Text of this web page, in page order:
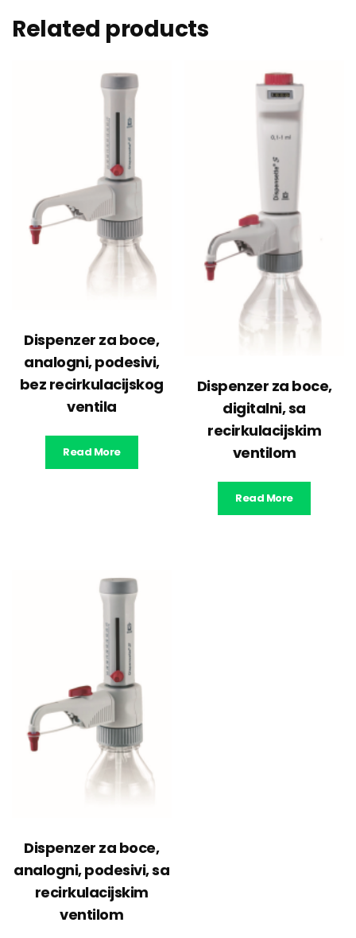
Related products
Dispenzer za boce,
analogni, podesivi,
bez recirkulacijskog
ventila
Read More
Dispenzer za boce,
digitalni, sa
recirkulacijskim
ventilom
Read More
Dispenzer za boce,
analogni, podesivi, sa
recirkulacijskim
ventilom